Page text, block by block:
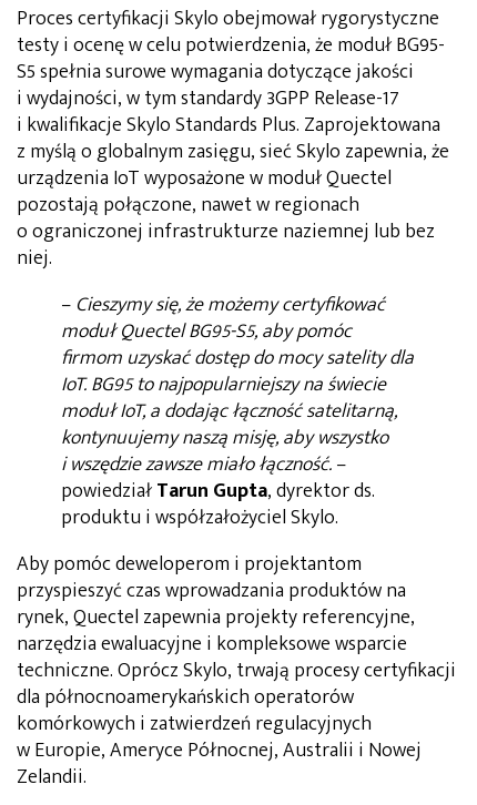
Proces certyfikacji Skylo obejmował rygorystyczne
testy i ocenę w celu potwierdzenia, że moduł BG95-
S5 spełnia surowe wymagania dotyczące jakości
i wydajności, w tym standardy 3GPP Release-17
i kwalifikacje Skylo Standards Plus. Zaprojektowana
z myślą o globalnym zasięgu, sieć Skylo zapewnia, że
urządzenia IoT wyposażone w moduł Quectel
pozostają połączone, nawet w regionach
o ograniczonej infrastrukturze naziemnej lub bez
niej.
– Cieszymy się, że możemy certyfikować
moduł Quectel BG95-S5, aby pomóc
firmom uzyskać dostęp do mocy satelity dla
IoT. BG95 to najpopularniejszy na świecie
moduł IoT, a dodając łączność satelitarną,
kontynuujemy naszą misję, aby wszystko
i wszędzie zawsze miało łączność.–
powiedziałTarun Gupta, dyrektor ds.
produktu i współzałożyciel Skylo.
Aby pomóc deweloperom i projektantom
przyspieszyć czas wprowadzania produktów na
rynek, Quectel zapewnia projekty referencyjne,
narzędzia ewaluacyjne i kompleksowe wsparcie
techniczne. Oprócz Skylo, trwają procesy certyfikacji
dla północnoamerykańskich operatorów
komórkowych i zatwierdzeń regulacyjnych
w Europie, Ameryce Północnej, Australii i Nowej
Zelandii.